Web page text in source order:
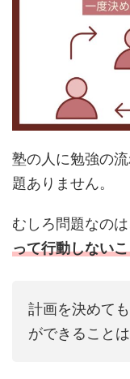
塾の人に勉強の
題ありません。
むしろ問題なのは
って行動しない
計画を決めて
ができること